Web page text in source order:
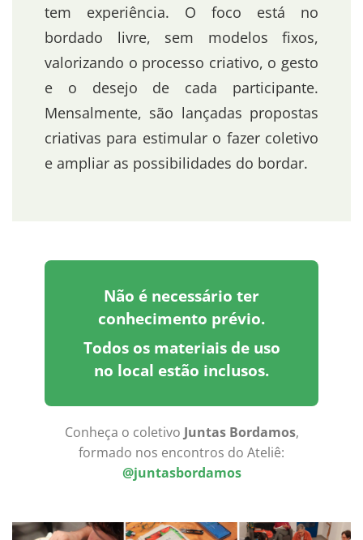
tem experiência. O foco está no
bordado livre, sem modelos fixos,
valorizando o processo criativo, o gesto
e o desejo de cada participante.
Mensalmente, são lançadas propostas
criativas para estimular o fazer coletivo
e ampliar as possibilidades do bordar.
Não é necessário ter
conhecimento prévio.
Todos os materiais de uso
no local estão inclusos.
Conheça o coletivo Juntas Bordamos,
formado nos encontros do Ateliê:
@juntasbordamos